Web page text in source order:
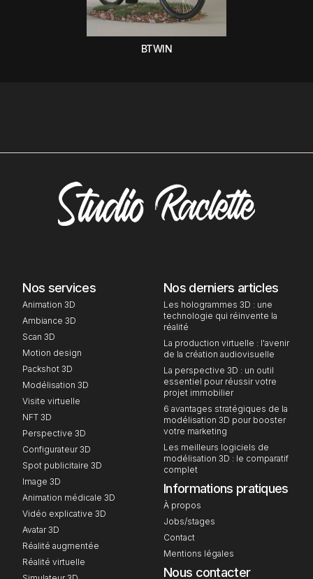
BTWIN
Nos services
Animation 3D
Ambiance 3D
Scan 3D
Motion design
Packshot 3D
Modélisation 3D
Visite virtuelle
NFT 3D
Perspective 3D
Configurateur 3D
Spot publicitaire 3D
Image 3D
Animation médicale 3D
Vidéo explicative 3D
Avatar 3D
Réalité augmentée
Réalité virtuelle
Nos derniers articles
Les hologrammes 3D : une
technologie qui réinvente la
réalité
La production virtuelle : l'avenir
de la création audiovisuelle
La perspective 3D : un outil
essentiel pour réussir votre
projet immobilier
6 avantages stratégiques de la
modélisation 3D pour booster
votre marketing
Les meilleurs logiciels de
modélisation 3D : le comparatif
complet
Informations pratiques
À propos
Jobs/stages
Contact
Mentions légales
Nous contacter